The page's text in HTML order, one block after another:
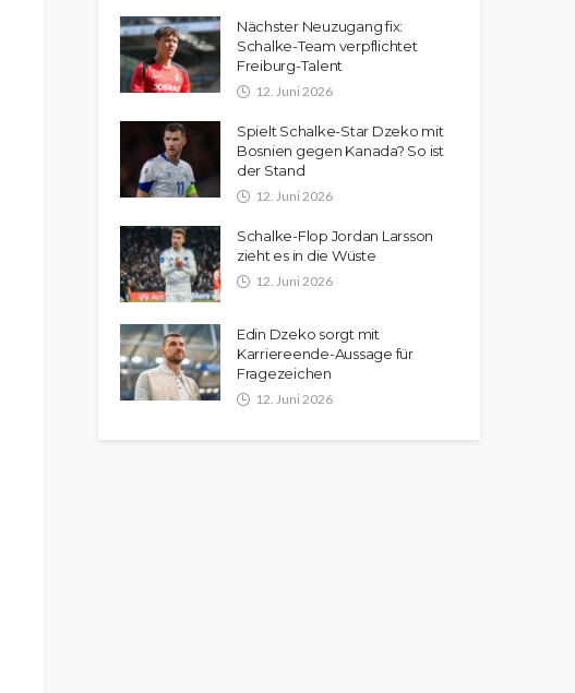
Nächster Neuzugang fix:
Schalke-Team verpflichtet
Freiburg-Talent
12. Juni 2026
Spielt Schalke-Star Dzeko mit
Bosnien gegen Kanada? So ist
der Stand
12. Juni 2026
Schalke-Flop Jordan Larsson
zieht es in die Wüste
12. Juni 2026
Edin Dzeko sorgt mit
Karriereende-Aussage für
Fragezeichen
12. Juni 2026